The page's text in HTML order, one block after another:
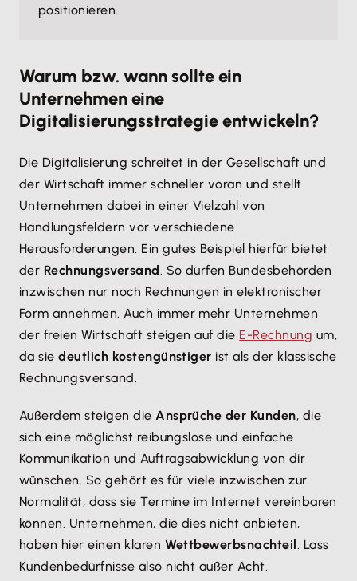
positionieren.
Warum bzw. wann sollte ein
Unternehmen eine
Digitalisierungsstrategie entwickeln?
Die Digitalisierung schreitet in der Gesellschaft und
der Wirtschaft immer schneller voran und stellt
Unternehmen dabei in einer Vielzahl von
Handlungsfeldern vor verschiedene
Herausforderungen. Ein gutes Beispiel hierfür bietet
der Rechnungsversand. So dürfen Bundesbehörden
inzwischen nur noch Rechnungen in elektronischer
Form annehmen. Auch immer mehr Unternehmen
der freien Wirtschaft steigen auf die E-Rechnung um,
da siedeutlich kostengünstiger ist als der klassische
Rechnungsversand.
Außerdem steigen dieAnsprüche der Kunden, die
sich eine möglichst reibungslose und einfache
Kommunikation und Auftragsabwicklung von dir
wünschen. So gehört es für viele inzwischen zur
Normalität, dass sie Termine im Internet vereinbaren
können. Unternehmen, die dies nicht anbieten,
haben hier einen klaren Wettbewerbsnachteil. Lass
Kundenbedürfnisse also nicht außer Acht.